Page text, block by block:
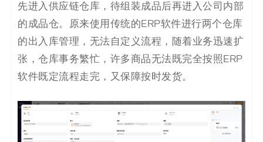
先进入供应链仓库，待组装成品后再进入公司内部
的成品仓。原来使用传统的ERP软件进行两个仓库
的出入库管理，无法自定义流程，随着业务迅速扩
张，仓库事务繁忙，许多商品无法既完全按照ERP
软件既定流程走完，又保障按时发货。